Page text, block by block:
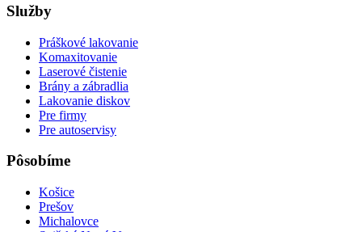
Služby
Práškové lakovanie
Komaxitovanie
Laserové čistenie
Brány a zábradlia
Lakovanie diskov
Pre firmy
Pre autoservisy
Pôsobíme
Košice
Prešov
Michalovce